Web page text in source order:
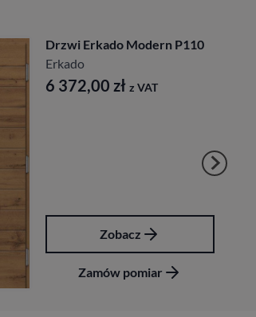
Drzwi Erkado Modern P110
Erkado
6 372,00 zł z VAT
Zobacz
Zamów pomiar